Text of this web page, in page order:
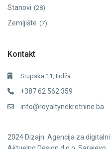
Stanovi (28)
Zemljište (7)
Kontakt
Stupska 11, Ilidža
+387 62 562 359
info@royaltynekretnine.ba
2024 Dizajn: Agencija za